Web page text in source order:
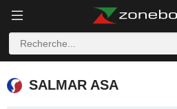
SALMAR ASA
SALMAR ASA